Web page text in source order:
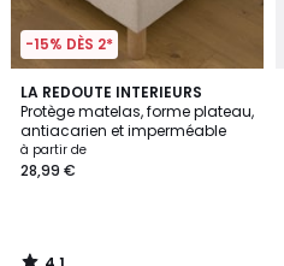
-15% DÈS 2*
LA REDOUTE INTERIEURS
Protège matelas, forme plateau,
antiacarien et imperméable
à partir de
28,99 €
4,1
/ 5